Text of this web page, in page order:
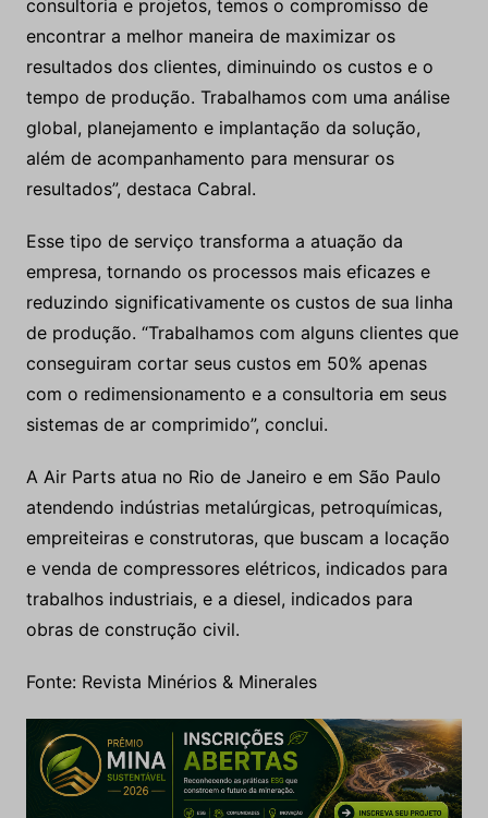
consultoria e projetos, temos o compromisso de
encontrar a melhor maneira de maximizar os
resultados dos clientes, diminuindo os custos e o
tempo de produção. Trabalhamos com uma análise
global, planejamento e implantação da solução,
além de acompanhamento para mensurar os
resultados”, destaca Cabral.
Esse tipo de serviço transforma a atuação da
empresa, tornando os processos mais eficazes e
reduzindo significativamente os custos de sua linha
de produção. “Trabalhamos com alguns clientes que
conseguiram cortar seus custos em 50% apenas
com o redimensionamento e a consultoria em seus
sistemas de ar comprimido”, conclui.
A Air Parts atua no Rio de Janeiro e em São Paulo
atendendo indústrias metalúrgicas, petroquímicas,
empreiteiras e construtoras, que buscam a locação
e venda de compressores elétricos, indicados para
trabalhos industriais, e a diesel, indicados para
obras de construção civil.
Fonte: Revista Minérios & Minerales